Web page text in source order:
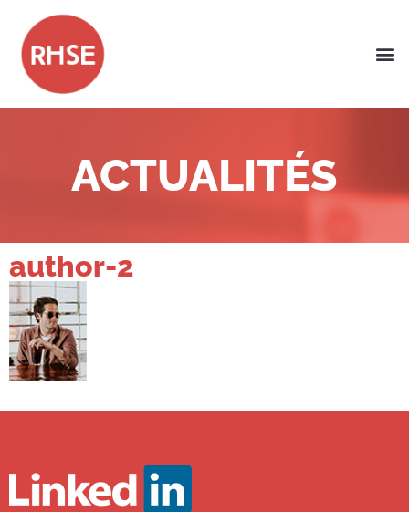
ACTUALITÉS
author-2